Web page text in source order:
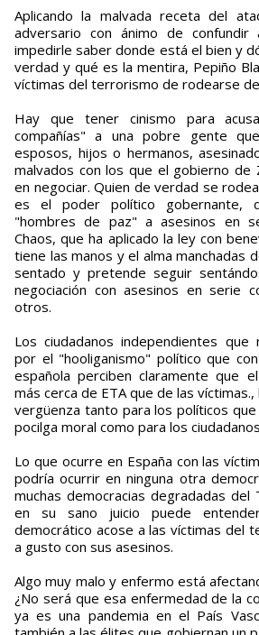
Aplicando la malvada receta del
adversario con ánimo de
impedirle saber donde está el bien y
verdad y qué es la mentira, Pepiño
víctimas del terrorismo de rodearse
Hay que tener cinismo para
compañías" a una pobre gente
esposos, hijos o hermanos,
malvados con los que el gobierno de
en negociar. Quien de verdad se
es el poder político gobernante,
"hombres de paz" a asesinos en
Chaos, que ha aplicado la ley con
tiene las manos y el alma manchadas
sentado y pretende seguir
negociación con asesinos en serie
otros.
Los ciudadanos independientes que
por el "hooliganismo" político que
española perciben claramente que
más cerca de ETA que de las
vergüenza tanto para los políticos
pocilga moral como para los
Lo que ocurre en España con las
podría ocurrir en ninguna otra
muchas democracias degradadas del
en su sano juicio puede
democrático acose a las víctimas del
a gusto con sus asesinos.
Algo muy malo y enfermo está
¿No será que esa enfermedad de la
ya es una pandemia en el País